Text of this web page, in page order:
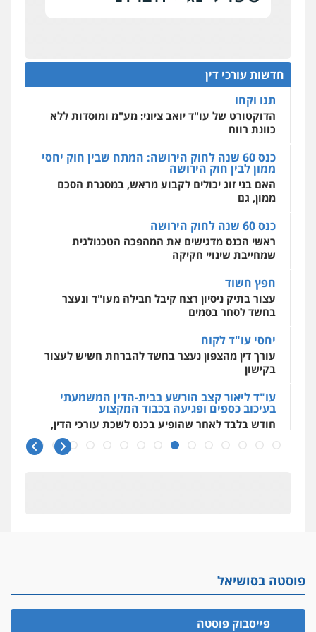
אחסון אתרים
מקצועיים לעורכי דין
מרכז התחלה חדשה
אסירים עבירות מין שירותים מקצועיים
לעורכי דין
חדשות עורכי דין
להגנה על עסקים קטנים
תנו וקחו
הדוקטורט של עו"ד יואב ציוני: מע"מ ומוסדות ללא
כוונת רווח
כנס 60 שנה לחוק הירושה: המתח שבין חוק יחסי
ממון לבין חוק הירושה
האם בני זוג יכולים לקבוע מראש, במסגרת הסכם
ממון, גם
כנס 60 שנה לחוק הירושה
ראשי הכנס מדגישים את המהפכה הטכנולגית
שמחייבת שינויי חקיקה
חפץ חשוד
עצור בתיק ניסיון רצח קיבל חבילה מעו"ד ונעצר
בחשד לסחר בסמים
יחסי עו"ד לקוח
עורך דין מהצפון נעצר בחשד להברחת חשיש לעצור
בקישון
עו"ד ליאור קצב הורשע בבית-הדין המשמעתי
בעיכוב כספים ופגיעה בכבוד המקצוע
חודש בלבד לאחר שהופיע בכנס לשכת עורכי הדין,
אלה המינויים
הוועדה לבחירת שופטים בחרה 26 שופטים ורשמים
נוספים
פוסטה בסושיאל
פייסבוק פוסטה